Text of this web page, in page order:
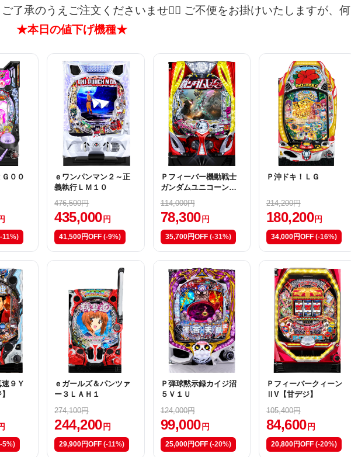
了承のうえご注文くださいませ🙇‍♀️ ご不便をお掛けいたしますが、何
★本日の値下げ機種★
００
11%)
ｅワンパンマン２～正
義執行ＬＭ１０
476,500円
435,000 円
41,500円OFF (-9%)
Ｐフィーバー機動戦士
ガンダムユニコーン
114,000円
78,300 円
35,700円OFF (-31%)
Ｐ沖ドキ！ＬＧ
214,200円
180,200 円
34,000円OFF (-16%)
９Ｙ
5%)
ｅガールズ＆パンツァ
ー３ＬＡＨ１
274,100円
244,200 円
29,900円OFF (-11%)
Ｐ弾球黙示録カイジ沼
５Ｖ１Ｕ
124,000円
99,000 円
25,000円OFF (-20%)
Ｐフィーバークィーン
ⅡV【甘デジ】
105,400円
84,600 円
20,800円OFF (-20%)